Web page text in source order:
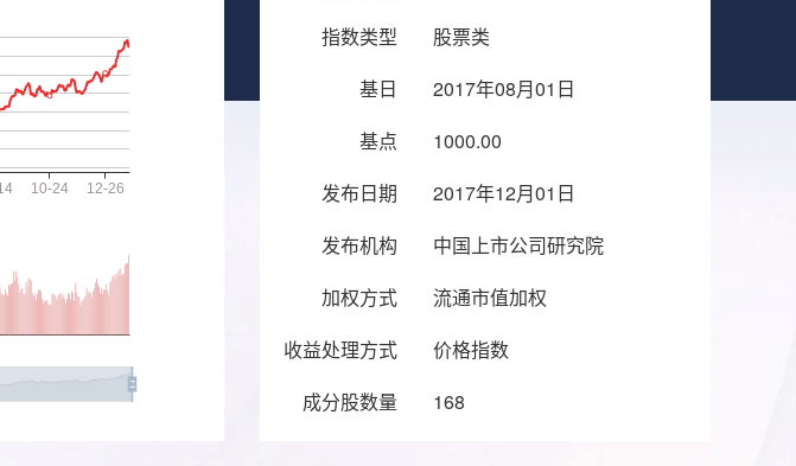
指数类型
股票类
基日
2017年08月01日
基点
1000.00
发布日期
2017年12月01日
发布机构
中国上市公司研究院
加权方式
流通市值加权
收益处理方式
价格指数
成分股数量
168